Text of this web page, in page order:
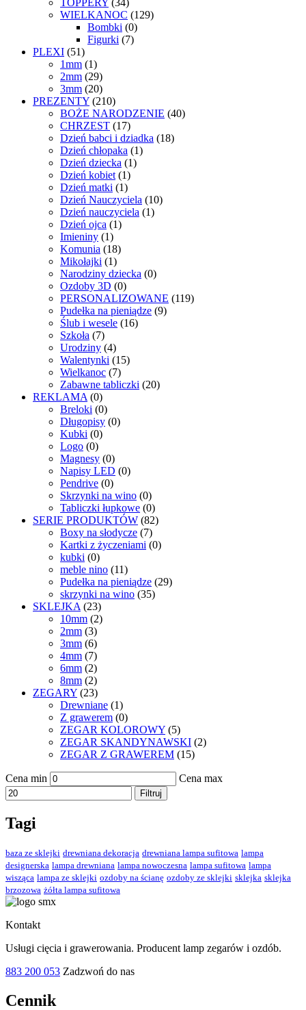
TOPPERY (34)
WIELKANOC (129)
Bombki (0)
Figurki (7)
PLEXI (51)
1mm (1)
2mm (29)
3mm (20)
PREZENTY (210)
BOŻE NARODZENIE (40)
CHRZEST (17)
Dzień babci i dziadka (18)
Dzień chłopaka (1)
Dzień dziecka (1)
Dzień kobiet (1)
Dzień matki (1)
Dzień Nauczyciela (10)
Dzień nauczyciela (1)
Dzień ojca (1)
Imieniny (1)
Komunia (18)
Mikołajki (1)
Narodziny dziecka (0)
Ozdoby 3D (0)
PERSONALIZOWANE (119)
Pudełka na pieniądze (9)
Ślub i wesele (16)
Szkoła (7)
Urodziny (4)
Walentynki (15)
Wielkanoc (7)
Zabawne tabliczki (20)
REKLAMA (0)
Breloki (0)
Długopisy (0)
Kubki (0)
Logo (0)
Magnesy (0)
Napisy LED (0)
Pendrive (0)
Skrzynki na wino (0)
Tabliczki łupkowe (0)
SERIE PRODUKTÓW (82)
Boxy na słodycze (7)
Kartki z życzeniami (0)
kubki (0)
meble nino (11)
Pudełka na pieniądze (29)
skrzynki na wino (35)
SKLEJKA (23)
10mm (2)
2mm (3)
3mm (6)
4mm (7)
6mm (2)
8mm (2)
ZEGARY (23)
Drewniane (1)
Z grawerem (0)
ZEGAR KOLOROWY (5)
ZEGAR SKANDYNAWSKI (2)
ZEGAR Z GRAWEREM (15)
Cena min Cena max
Filtruj
Tagi
baza ze sklejki drewniana dekoracja drewniana lampa sufitowa lampa
designerska lampa drewniana lampa nowoczesna lampa sufitowa lampa
wisząca lampa ze sklejki ozdoby na ścianę ozdoby ze sklejki sklejka sklejka
brzozowa żółta lampa sufitowa
Kontakt
Usługi cięcia i grawerowania. Producent lamp zegarów i ozdób.
883 200 053 Zadzwoń do nas
Cennik